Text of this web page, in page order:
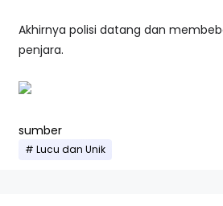
Akhirnya polisi datang dan
penjara.
sumber
Lucu dan Unik